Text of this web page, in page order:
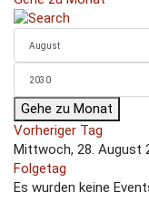
Gehe zu Monat
Vorheriger Tag
Mittwoch, 28. August
Folgetag
Es wurden keine